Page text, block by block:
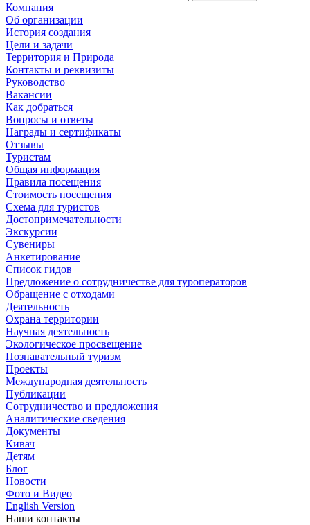
Компания
Об организации
История создания
Цели и задачи
Территория и Природа
Контакты и реквизиты
Руководство
Вакансии
Как добраться
Вопросы и ответы
Награды и сертификаты
Отзывы
Туристам
Общая информация
Правила посещения
Стоимость посещения
Схема для туристов
Достопримечательности
Экскурсии
Сувениры
Анкетирование
Список гидов
Предложение о сотрудничестве для туроператоров
Обращение с отходами
Деятельность
Охрана территории
Научная деятельность
Экологическое просвещение
Познавательный туризм
Проекты
Международная деятельность
Публикации
Сотрудничество и предложения
Аналитические сведения
Документы
Кивач
Детям
Блог
Новости
Фото и Видео
English Version
Наши контакты